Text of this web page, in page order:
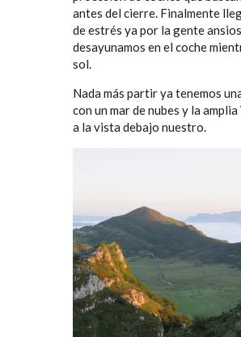
antes del cierre. Finalmente
de estrés ya por la gente
desayunamos en el coche
sol.
Nada más partir ya tenemos
con un mar de nubes y la
a la vista debajo nuestro.